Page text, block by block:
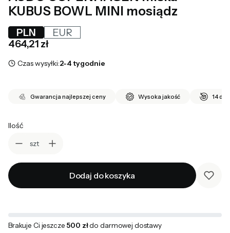
KUBUS BOWL MINI mosiądz
PLN
EUR
Cena
464,21 zł
Czas wysyłki:2-4 tygodnie
Gwarancja najlepszej ceny Wysoka jakość 14 dni
Ilość
szt
Dodaj do koszyka
Brakuje Ci jeszcze 500 złdo darmowej dostawy